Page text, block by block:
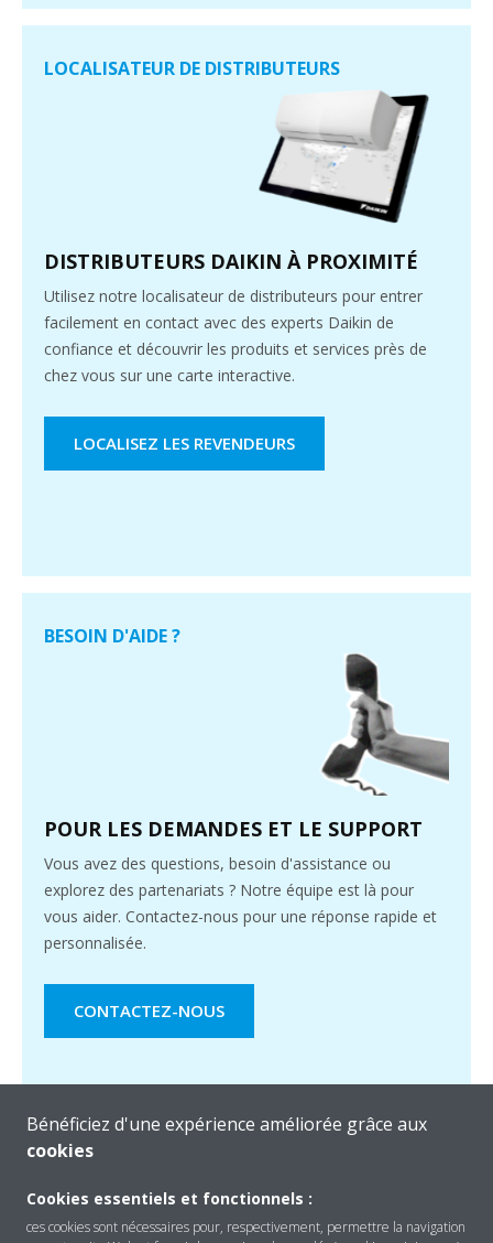
LOCALISATEUR DE DISTRIBUTEURS
DISTRIBUTEURS DAIKIN À PROXIMITÉ
Utilisez notre localisateur de distributeurs pour entrer
facilement en contact avec des experts Daikin de
confiance et découvrir les produits et services près de
chez vous sur une carte interactive.
LOCALISEZ LES REVENDEURS
BESOIN D'AIDE ?
POUR LES DEMANDES ET LE SUPPORT
Vous avez des questions, besoin d'assistance ou
explorez des partenariats ? Notre équipe est là pour
vous aider. Contactez-nous pour une réponse rapide et
personnalisée.
CONTACTEZ-NOUS
Bénéficiez d'une expérience améliorée grâce aux
cookies
Cookies essentiels et fonctionnels :
ces cookies sont nécessaires pour, respectivement, permettre la navigation